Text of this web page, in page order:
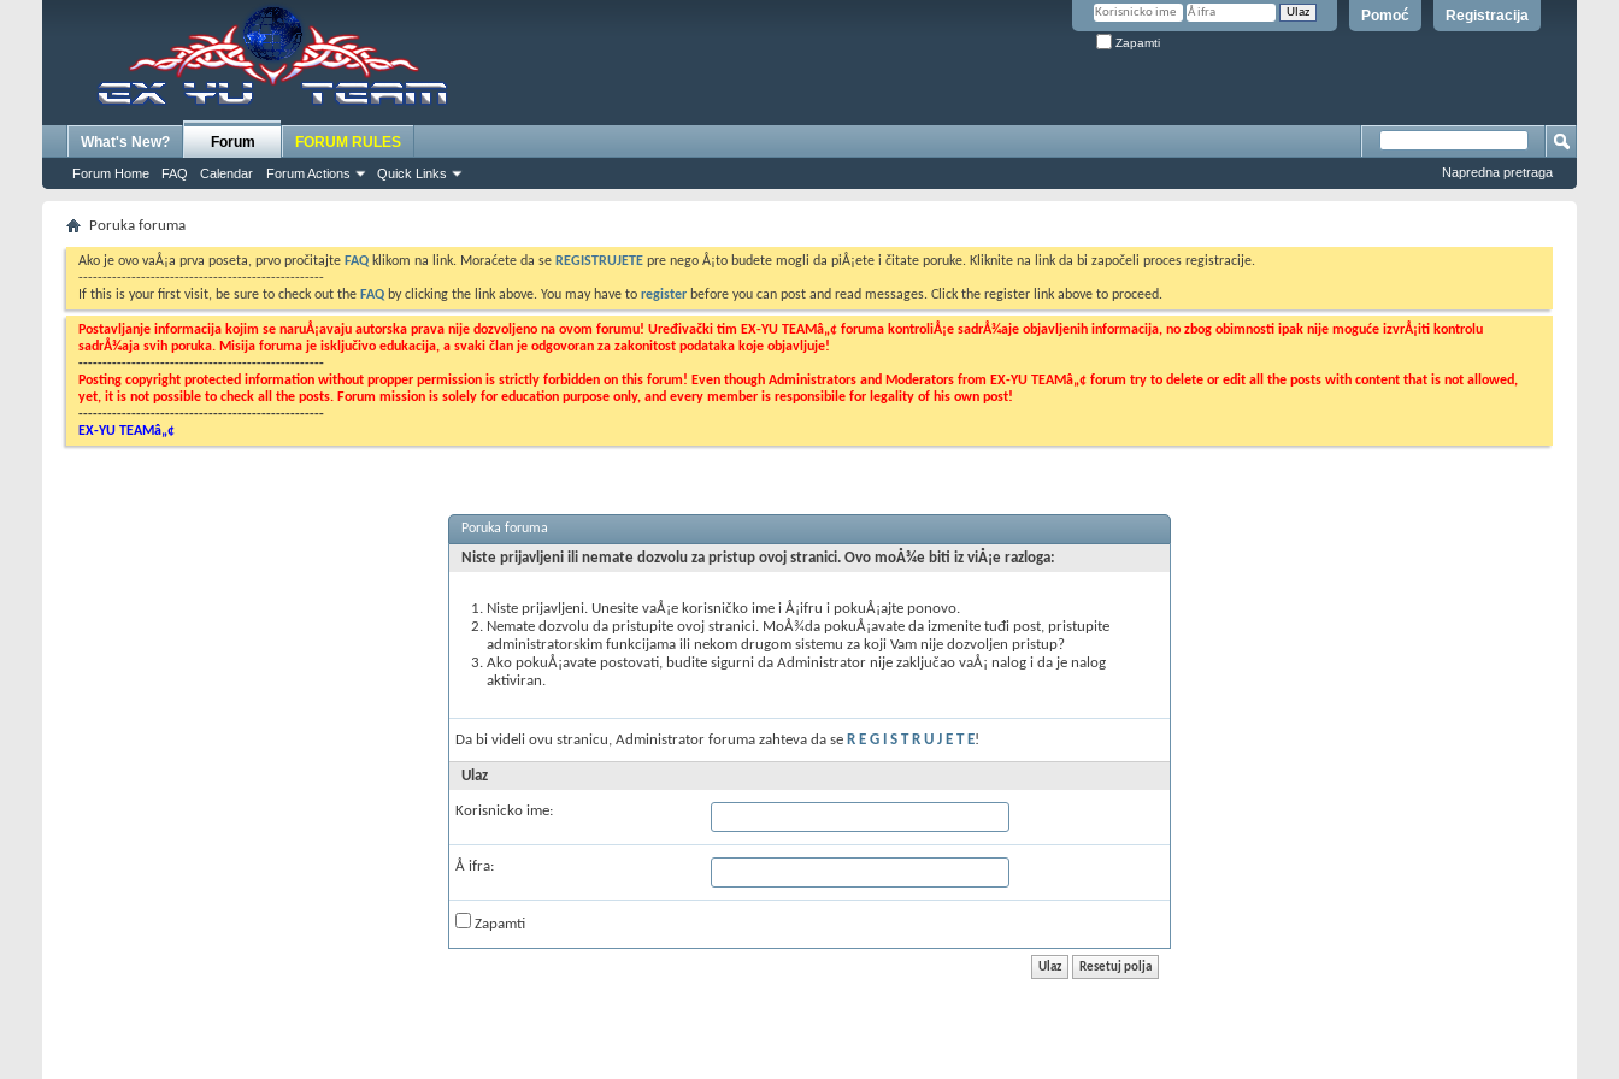
Registracija
Pomoć
Zapamti
What's New? Forum
Forum Home FAQ Calendar Forum Actions Quick Links
FORUM RULES
Napredna pretraga
Poruka foruma
Ako je ovo vaÅ¡a prva poseta, prvo pročitajte FAQ klikom na link. Moraćete da se REGISTRUJETE pre nego Å¡to budete mogli da piÅ¡ete i čitate poruke. Kliknite na link da bi započeli proces registracije.
---------------------------------------------------
If this is your first visit, be sure to check out the FAQ by clicking the link above. You may have to register before you can post and read messages. Click the register link above to proceed.
Postavljanje informacija kojim se naruÅ¡avaju autorska prava nije dozvoljeno na ovom forumu! Uređivački tim EX-YU TEAMâ„¢ foruma kontroliÅ¡e sadrÅ¾aje objavljenih informacija, no zbog obimnosti ipak nije moguće izvrÅ¡iti kontrolu
sadrÅ¾aja svih poruka. Misija foruma je isključivo edukacija, a svaki član je odgovoran za zakonitost podataka koje objavljuje!
---------------------------------------------------
Posting copyright protected information without propper permission is strictly forbidden on this forum! Even though Administrators and Moderators from EX-YU TEAMâ„¢ forum try to delete or edit all the posts with content that is not allowed,
yet, it is not possible to check all the posts. Forum mission is solely for education purpose only, and every member is responsibile for legality of his own post!
---------------------------------------------------
EX-YU TEAMâ„¢
Poruka foruma
Niste prijavljeni ili nemate dozvolu za pristup ovoj stranici. Ovo moÅ¾e biti iz viÅ¡e razloga:
Niste prijavljeni. Unesite vaÅ¡e korisničko ime i Å¡ifru i pokuÅ¡ajte ponovo.
Nemate dozvolu da pristupite ovoj stranici. MoÅ¾da pokuÅ¡avate da izmenite tuđi post, pristupite
administratorskim funkcijama ili nekom drugom sistemu za koji Vam nije dozvoljen pristup?
Ako pokuÅ¡avate postovati, budite sigurni da Administrator nije zaključao vaÅ¡ nalog i da je nalog
aktiviran.
Da bi videli ovu stranicu, Administrator foruma zahteva da se R E G I S T R U J E T E!
Ulaz
Korisnicko ime:
Å ifra:
Zapamti